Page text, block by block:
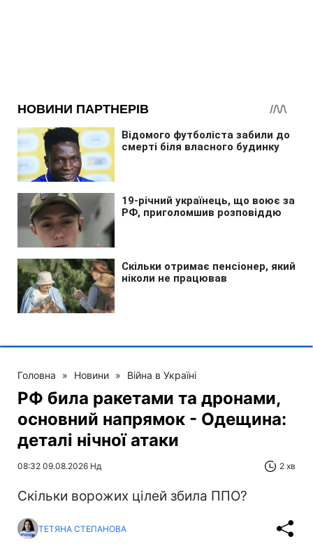
Головна » Новини » Війна в Україні
РФ била ракетами та дронами,
основний напрямок - Одещина:
деталі нічної атаки
08:32 09.08.2026 Нд 2 хв
Скільки ворожих цілей збила ППО?
ТЕТЯНА СТЕПАНОВА